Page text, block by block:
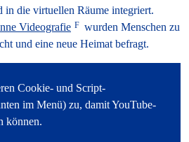
in die virtuellen Räume integriert.
Videografie
wurden Menschen zu
und eine neue Heimat befragt.